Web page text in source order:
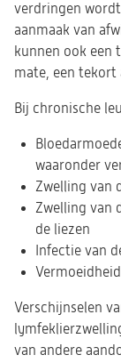
verdringen
aanmaak van
kunnen ook een
mate, een tekort
Bij chronische
waaronder
Zwelling van
Zwelling van
de liezen
Infectie van
Vermoeidheid
Verschijnselen
van andere